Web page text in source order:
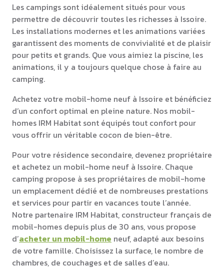
Les campings sont idéalement situés pour vous
permettre de découvrir toutes les richesses à Issoire.
Les installations modernes et les animations variées
garantissent des moments de convivialité et de plaisir
pour petits et grands. Que vous aimiez la piscine, les
animations, il y a toujours quelque chose à faire au
camping.
Achetez votre mobil-home neuf à Issoire et bénéficiez
d’un confort optimal en pleine nature. Nos mobil-
homes IRM Habitat sont équipés tout confort pour
vous offrir un véritable cocon de bien-être.
Pour votre résidence secondaire, devenez propriétaire
et achetez un mobil-home neuf à Issoire. Chaque
camping propose à ses propriétaires de mobil-home
un emplacement dédié et de nombreuses prestations
et services pour partir en vacances toute l’année.
Notre partenaire IRM Habitat, constructeur français de
mobil-homes depuis plus de 30 ans, vous propose
d’acheter un mobil-home neuf, adapté aux besoins
de votre famille. Choisissez la surface, le nombre de
chambres, de couchages et de salles d’eau.